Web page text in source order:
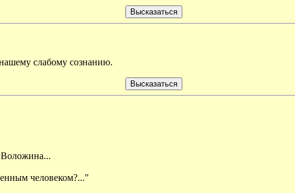
слабому сознанию.
Воложина...
человеком?..."